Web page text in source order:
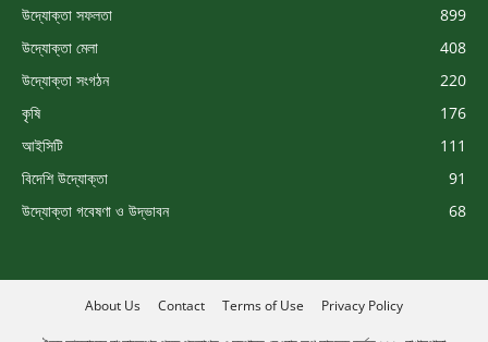
উদ্যোক্তা সফলতা
899
উদ্যোক্তা মেলা
408
উদ্যোক্তা সংগঠন
220
কৃষি
176
আইসিটি
111
বিদেশি উদ্যোক্তা
91
উদ্যোক্তা গবেষণা ও উদ্ভাবন
68
About Us Contact Terms of Use Privacy Policy